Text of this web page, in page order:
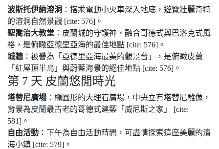
波斯托伊納溶洞 ：搭乘電動小火車深入地底，遊覽壯麗奇特
的溶洞自然景觀 [cite: 576]。
聖喬治大教堂 ：皮蘭城的守護神，融合哥德式與巴洛克式風
格，是俯瞰亞德里亞海的最佳地點 [cite: 576]。
城牆 ：被譽為「亞德里亞海最美的觀景台」，是俯瞰皮蘭
「紅屋頂半島」與蔚藍海景的絕佳地點 [cite: 576]。
第 7 天 皮蘭悠閒時光
塔替尼廣場 ：橢圓形的大理石廣場，中央立有塔替尼雕像，
背景為皮蘭最古老的哥德式建築「威尼斯之家」 [cite:
581]。
自由活動 ：下午為自由活動時間，可盡情探索這座美麗的濱
海小鎮 [cite: 579]。